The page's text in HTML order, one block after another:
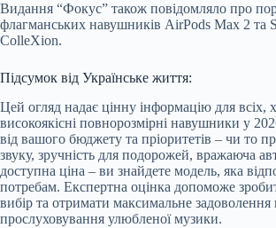
Видання “Фокус” також повідомляло про
флагманських навушників AirPods Max 2 та
ColleXion.
Підсумок від Українське життя:
Цей огляд надає цінну інформацію для всіх,
високоякісні повнорозмірні навушники у
від вашого бюджету та пріоритетів – чи то
звуку, зручність для подорожей, вражаюча
доступна ціна – ви знайдете модель, яка
потребам. Експертна оцінка допоможе
вибір та отримати максимальне задоволення
прослуховування улюбленої музики.